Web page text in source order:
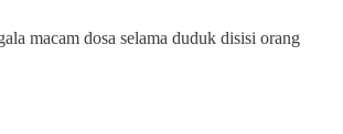
macam dosa selama duduk disisi orang